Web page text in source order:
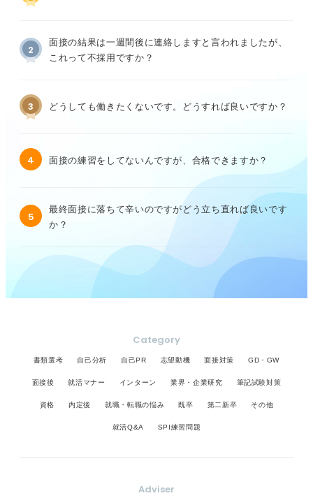
2
面接の結果は一週間後に連絡しますと言われましたが、
これって不採用ですか？
3 どうしても働きたくないです。どうすれば良いですか？
4 面接の練習をしてないんですが、合格できますか？
5
最終面接に落ちて辛いのですがどう立ち直れば良いです
か？
Category
書類選考 自己分析 自己PR 志望動機 面接対策 GD・GW
面接後 就活マナー インターン 業界・企業研究 筆記試験対策
資格 内定後 就職・転職の悩み 既卒 第二新卒 その他
就活Q&A SPI練習問題
Adviser